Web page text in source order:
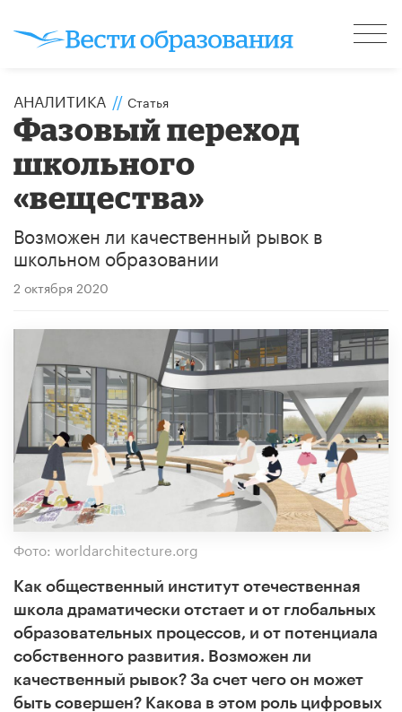
АНАЛИТИКА // Статья
Фазовый переход
школьного
«вещества»
Возможен ли качественный рывок в
школьном образовании
2 октября 2020
Фото: worldarchitecture.org
Как общественный институт отечественная
школа драматически отстает и от глобальных
образовательных процессов, и от потенциала
собственного развития. Возможен ли
качественный рывок? За счет чего он может
быть совершен? Какова в этом роль цифровых